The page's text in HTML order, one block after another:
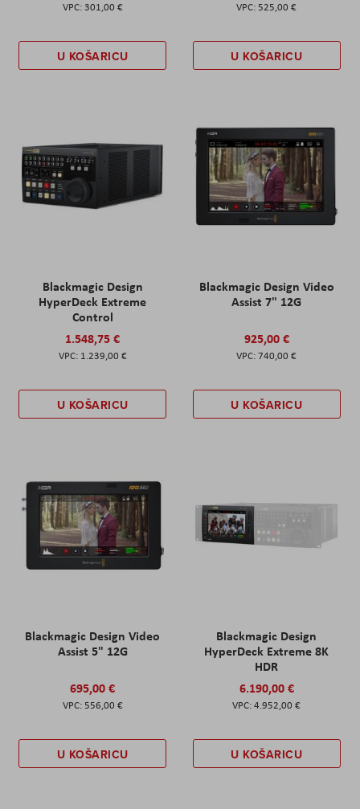
301,00 €
U KOŠARICU
525,00 €
U KOŠARICU
Blackmagic Design
HyperDeck Extreme
Control
1.548,75 €
1.239,00 €
U KOŠARICU
Blackmagic Design Video
Assist 7" 12G
925,00 €
740,00 €
U KOŠARICU
Blackmagic Design Video
Assist 5" 12G
695,00 €
556,00 €
U KOŠARICU
Blackmagic Design
HyperDeck Extreme 8K
HDR
6.190,00 €
4.952,00 €
U KOŠARICU